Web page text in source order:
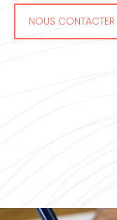
NOUS CONTACTER